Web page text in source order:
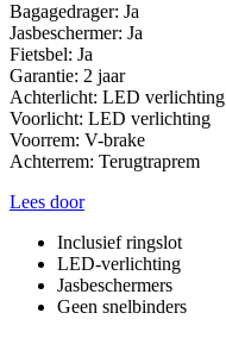
Bagagedrager: Ja
Jasbeschermer: Ja
Fietsbel: Ja
Garantie: 2 jaar
Achterlicht: LED verlichting
Voorlicht: LED verlichting
Voorrem: V-brake
Achterrem: Terugtraprem
Lees door
Inclusief ringslot
LED-verlichting
Jasbeschermers
Geen snelbinders